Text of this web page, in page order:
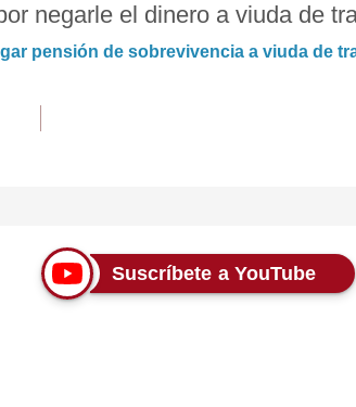
negarle el dinero a viuda de
pensión de sobrevivencia a viuda de
Suscríbete a YouTube